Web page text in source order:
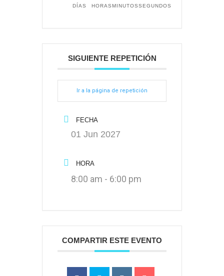
DÍAS HORASMINUTOSSEGUNDOS
SIGUIENTE REPETICIÓN
Ir a la página de repetición
FECHA
01 Jun 2027
HORA
8:00 am - 6:00 pm
COMPARTIR ESTE EVENTO